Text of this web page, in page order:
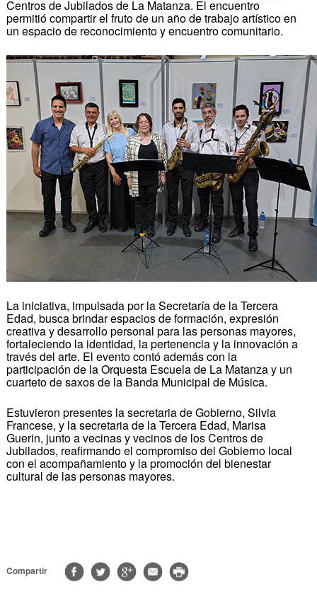
Centros de Jubilados de La Matanza. El encuentro
permitió compartir el fruto de un año de trabajo artístico en
un espacio de reconocimiento y encuentro comunitario.
La iniciativa, impulsada por la Secretaría de la Tercera
Edad, busca brindar espacios de formación, expresión
creativa y desarrollo personal para las personas mayores,
fortaleciendo la identidad, la pertenencia y la innovación a
través del arte. El evento contó además con la
participación de la Orquesta Escuela de La Matanza y un
cuarteto de saxos de la Banda Municipal de Música.
Estuvieron presentes la secretaria de Gobierno, Silvia
Francese, y la secretaria de la Tercera Edad, Marisa
Guerin, junto a vecinas y vecinos de los Centros de
Jubilados, reafirmando el compromiso del Gobierno local
con el acompañamiento y la promoción del bienestar
cultural de las personas mayores.
Compartir